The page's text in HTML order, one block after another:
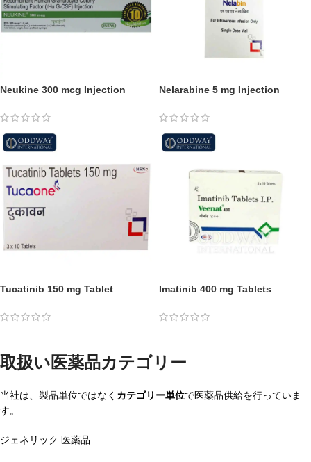
Neukine 300 mcg Injection Nelarabine 5 mg Injection
Tucatinib 150 mg Tablet Imatinib 400 mg Tablets
取扱い医薬品カテゴリー
当社は、製品単位ではなく カテゴリー単位で医薬品供給を行っていま
す。
ジェネリック 医薬品